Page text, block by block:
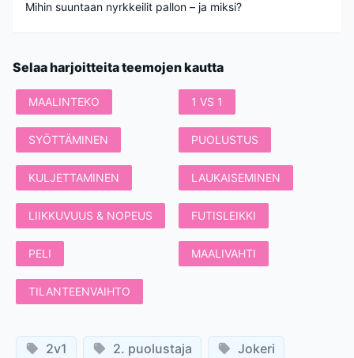
Mihin suuntaan nyrkkeilit pallon – ja miksi?
Selaa harjoitteita teemojen kautta
MAALINTEKO 1 VS 1
SYÖTTÄMINEN PUOLUSTUS
KULJETTAMINEN LAUKAISEMINEN
LIIKKUVUUS & NOPEUS FUTISLEIKKI
PELI MAALIVAHTI
TILANTEENVAIHTO
2v1 2. puolustaja
Jokeri